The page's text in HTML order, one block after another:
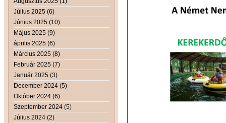
Július 2025 (6)
Június 2025 (10)
Május 2025 (9)
április 2025 (6)
Március 2025 (8)
Február 2025 (7)
Január 2025 (3)
December 2024 (5)
Október 2024 (6)
Szeptember 2024 (5)
Július 2024 (2)